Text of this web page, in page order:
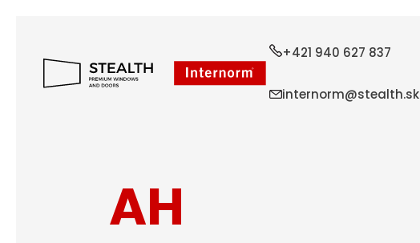
+421 940 627 837
internorm@stealth.sk
AH